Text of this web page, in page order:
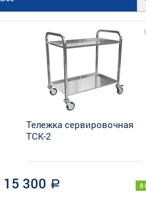
Тележка сервировочная
ТСК-2
15 300 a В